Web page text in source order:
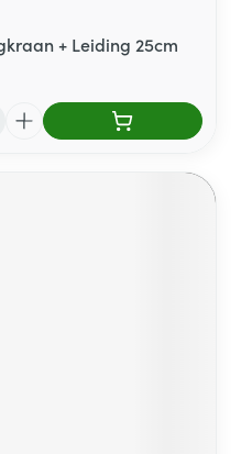
+ Leiding 25cm